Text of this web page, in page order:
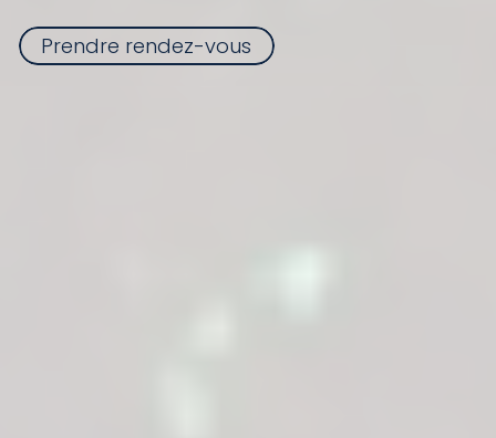
Prendre rendez-vous